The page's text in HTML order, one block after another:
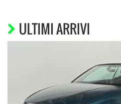
ULTIMI ARRIVI